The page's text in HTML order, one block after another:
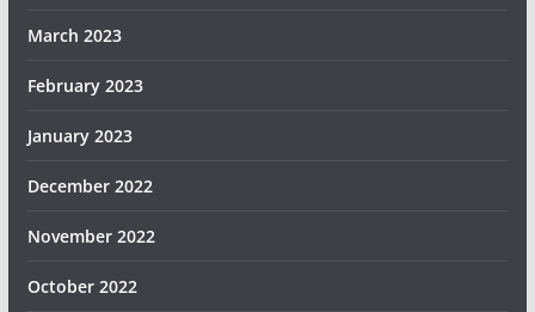
March 2023
February 2023
January 2023
December 2022
November 2022
October 2022